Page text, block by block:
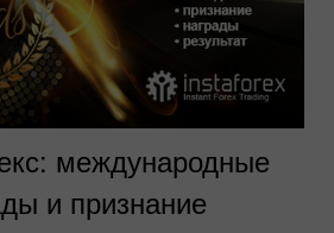
международные
и признание